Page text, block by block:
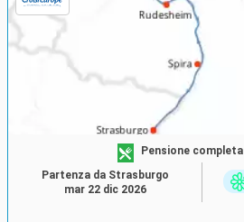
Pensione completa
Partenza da Strasburgo
mar 22 dic 2026